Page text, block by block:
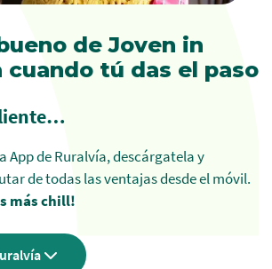
de Joven in
cuando tú das el paso
App de Ruralvía, descárgatela y
de todas las ventajas desde el móvil.
más chill!
Ruralvía